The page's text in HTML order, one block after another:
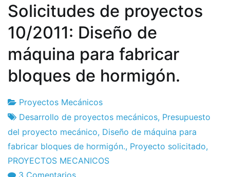
Solicitudes de proyectos
10/2011: Diseño de
máquina para fabricar
bloques de hormigón.
Fábrica
de
proyectos
25
de
October
de
2011
Proyectos Mecánicos
Desarrollo de proyectos mecánicos, Presupuesto
del proyecto mecánico, Diseño de máquina para
fabricar bloques de hormigón., Proyecto solicitado,
PROYECTOS MECANICOS
3 Comentariosen